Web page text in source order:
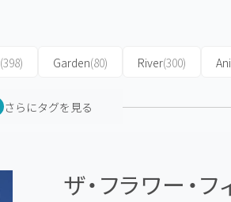
(398) Garden(80) River(300)
さらにタグを見る
ザ・フラワー・